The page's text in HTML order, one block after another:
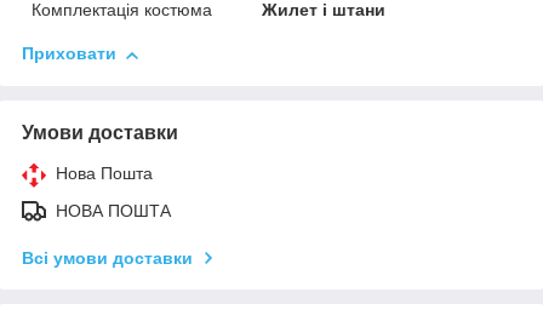
Комплектація костюма
Жилет і штани
Приховати
Умови доставки
Нова Пошта
НОВА ПОШТА
Всі умови доставки